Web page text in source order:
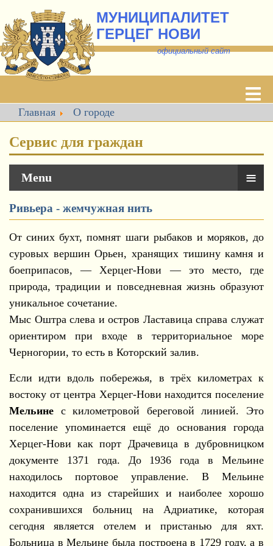
МУНИЦИПАЛИТЕТ
ГЕРЦЕГ НОВИ
официальный сайт
Главная О городе
Сервис для граждан
Menu ≡
Ривьера - жемчужная нить
От синих бухт, помнят шаги рыбаков и моряков, до
суровых вершин Орьен, хранящих тишину камня и
боеприпасов, — Херцег-Нови — это место, где
природа, традиции и повседневная жизнь образуют
уникальное сочетание.
Мыс Оштра слева и остров Ластавица справа служат
ориентиром при входе в территориальное море
Черногории, то есть в Которский залив.
Если идти вдоль побережья, в трёх километрах к
востоку от центра Херцег-Нови находится поселение
Мельине с километровой береговой линией. Это
поселение упоминается ещё до основания города
Херцег-Нови как порт Драчевица в дубровницком
документе 1371 года. До 1936 года в Мельине
находилось портовое управление. В Мельине
находится одна из старейших и наиболее хорошо
сохранившихся больниц на Адриатике, которая
сегодня является отелем и пристанью для яхт.
Больница в Мельине была построена в 1729 году, а в